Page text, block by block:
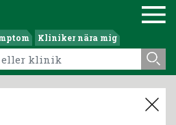
Kliniker nära mig